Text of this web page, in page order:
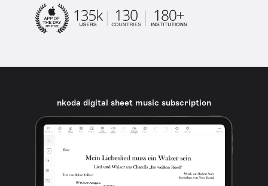
nkoda digital sheet music subscription